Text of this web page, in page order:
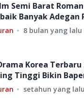
Semi Barat
Banyak Adegan
8 bulan yang lalu
Korea Terbaru
Tinggi Bikin
setahun yang lalu